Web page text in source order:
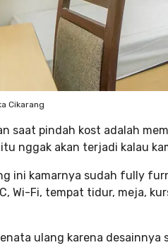
Cikarang
saat pindah kost adalah
nggak akan terjadi kalau
ini kamarnya sudah fully
Wi-Fi, tempat tidur, meja,
ulang karena desainnya